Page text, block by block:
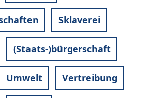
Sklaverei
(Staats-)bürgerschaft
Umwelt Vertreibung